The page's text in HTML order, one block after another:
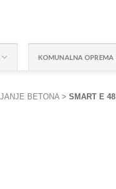
KOMUNALNA OPREMA
BETONA> SMART E 48